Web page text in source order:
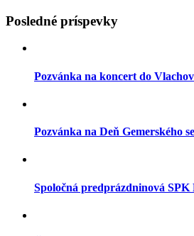
Posledné príspevky
Pozvánka na koncert do
Pozvánka na Deň Gemerského
Spoločná predprázdninová SPK